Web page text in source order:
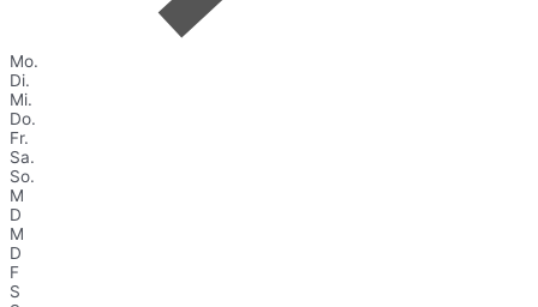
Mo.
Di.
Mi.
Do.
Fr.
Sa.
So.
M
D
M
D
F
S